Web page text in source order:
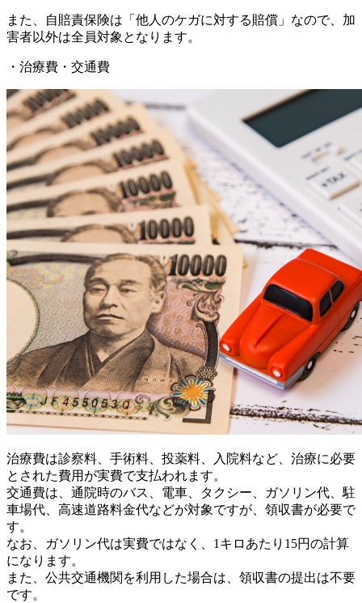
また、自賠責保険は「他人のケガに対する賠償」なので、加
害者以外は全員対象となります。
・治療費・交通費
治療費は診察料、手術料、投薬料、入院料など、治療に必要
とされた費用が実費で支払われます。
交通費は、通院時のバス、電車、タクシー、ガソリン代、駐
車場代、高速道路料金代などが対象ですが、領収書が必要で
す。
なお、ガソリン代は実費ではなく、1キロあたり15円の計算
になります。
また、公共交通機関を利用した場合は、領収書の提出は不要
です。